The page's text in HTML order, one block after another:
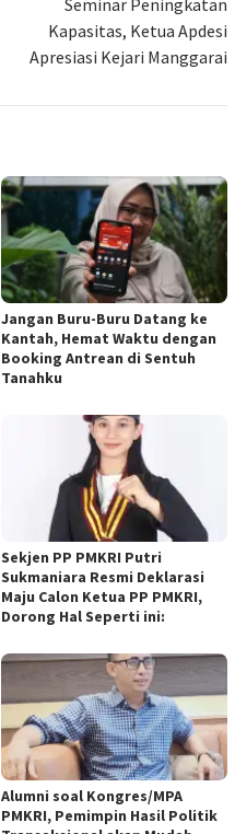
Seminar Peningkatan
Kapasitas, Ketua Apdesi
Apresiasi Kejari Manggarai
Jangan Buru-Buru Datang ke
Kantah, Hemat Waktu dengan
Booking Antrean di Sentuh
Tanahku
Sekjen PP PMKRI Putri
Sukmaniara Resmi Deklarasi
Maju Calon Ketua PP PMKRI,
Dorong Hal Seperti ini:
Alumni soal Kongres/MPA
PMKRI, Pemimpin Hasil Politik